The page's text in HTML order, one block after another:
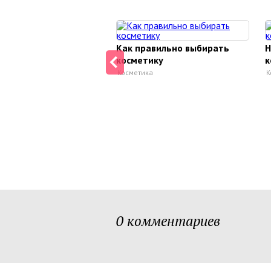
Как правильно выбирать
косметику
Косметика
0 комментариев